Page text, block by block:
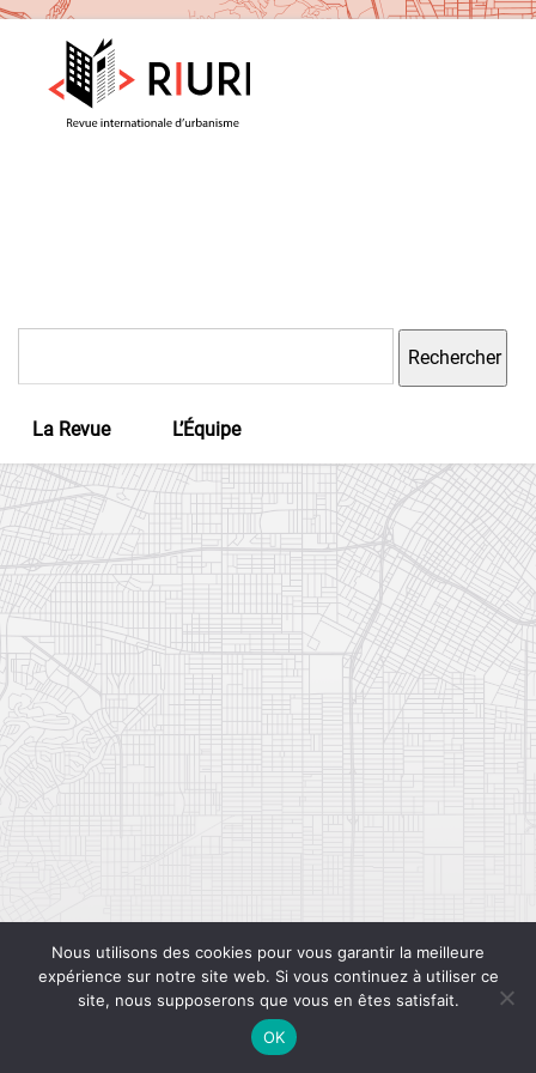
La Revue L’Équipe
Nous utilisons des cookies pour vous garantir la meilleure
expérience sur notre site web. Si vous continuez à utiliser ce
site, nous supposerons que vous en êtes satisfait.
OK